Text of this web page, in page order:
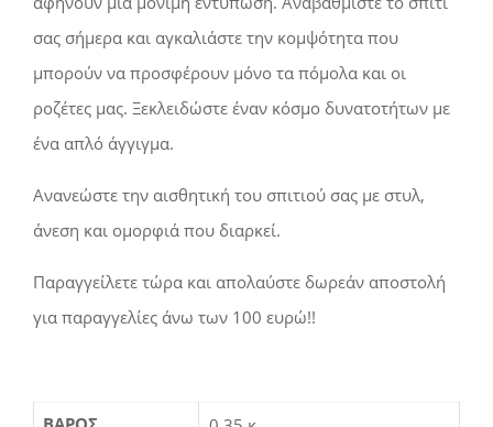
σας σήμερα και αγκαλιάστε την κομψότητα που
μπορούν να προσφέρουν μόνο τα πόμολα και οι
ροζέτες μας. Ξεκλειδώστε έναν κόσμο δυνατοτήτων με
ένα απλό άγγιγμα.
Ανανεώστε την αισθητική του σπιτιού σας με στυλ,
άνεση και ομορφιά που διαρκεί.
Παραγγείλετε τώρα και απολαύστε δωρεάν αποστολή
για παραγγελίες άνω των 100 ευρώ!!